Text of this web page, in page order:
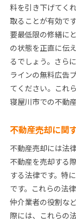
専門家
DIYで売
料を引き下げてく
取ることが有効で
要最低限の修繕に
の状態を正直に伝
るでしょう。さら
ラインの無料広告
てください。これ
寝屋川市での不動
不動産売却に関
不動産売却には法
不動産を売却する
する法律です。特
です。これらの法
仲介業者の役割な
際には、これらの